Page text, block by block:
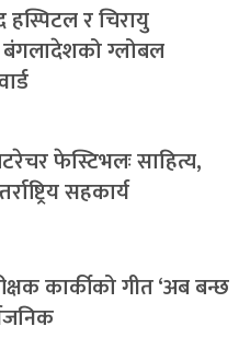
हस्पिटल र चिरायु
ग्लोबल
फेस्टिभलः साहित्य,
सहकार्य
कार्कीको गीत ‘अब बन्छ